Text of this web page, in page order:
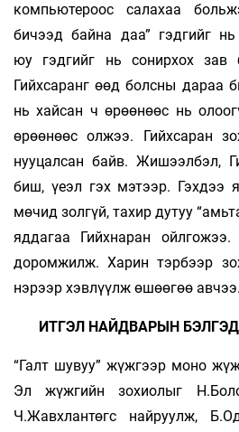
компьютероос салахаа
бичээд байна даа” гэдгийг
юу гэдгийг нь сонирхох зав
Гийхсаранг өөд болсны дараа
нь хайсан ч өрөөнөөс нь
өрөөнөөс олжээ. Гийхсаран
нууцалсан байв. Жишээлбэл,
биш, үеэл гэх мэтээр. Гэхдээ
мөчид золгүй, тахир дутуу
яддагаа Гийхнаран
доромжилж. Харин тэрбээр
нэрээр хэвлүүлж өшөөгөө авчээ.
ИТГЭЛ НАЙДВАРЫН
“Галт шувуу” жүжгээр моно
Эл жүжгийн зохиолыг
Ч.Жавхлантөгс найруулж,